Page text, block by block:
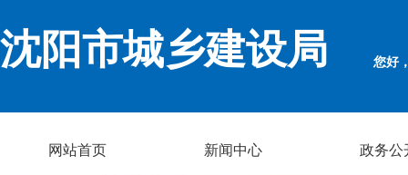
沈阳市城乡建设局 您好
网站首页 新闻中心 政务公